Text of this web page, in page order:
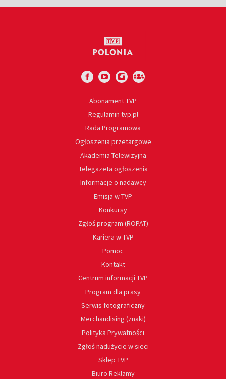
Abonament TVP
Regulamin tvp.pl
Rada Programowa
Ogłoszenia przetargowe
Akademia Telewizyjna
Telegazeta ogłoszenia
Informacje o nadawcy
Emisja w TVP
Konkursy
Zgłoś program (ROPAT)
Kariera w TVP
Pomoc
Kontakt
Centrum informacji TVP
Program dla prasy
Serwis fotograficzny
Merchandising (znaki)
Polityka Prywatności
Zgłoś nadużycie w sieci
Sklep TVP
Biuro Reklamy